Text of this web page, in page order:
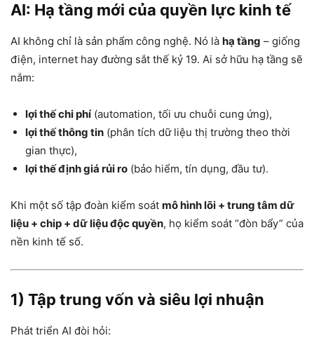
AI: Hạ tầng mới của quyền lực kinh tế
AI không chỉ là sản phẩm công nghệ. Nó là hạ tầng – giống
điện, internet hay đường sắt thế kỷ 19. Ai sở hữu hạ tầng sẽ
nắm:
lợi thế chi phí(automation, tối ưu chuỗi cung ứng),
lợi thế thông tin (phân tích dữ liệu thị trường theo thời
gian thực),
lợi thế định giá rủi ro (bảo hiểm, tín dụng, đầu tư).
Khi một số tập đoàn kiểm soát mô hình lõi + trung tâm dữ
liệu + chip + dữ liệu độc quyền, họ kiểm soát “đòn bẩy” của
nền kinh tế số.
1) Tập trung vốn và siêu lợi nhuận
Phát triển AI đòi hỏi: